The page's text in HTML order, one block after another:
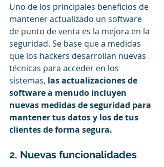
Uno de los principales beneficios de
mantener actualizado un software
de punto de venta es la mejora en la
seguridad. Se base que a medidas
que los hackers desarrollan nuevas
técnicas para acceder en los
sistemas, las actualizaciones de
software a menudo incluyen
nuevas medidas de seguridad para
mantener tus datos y los de tus
clientes de forma segura.
2. Nuevas funcionalidades